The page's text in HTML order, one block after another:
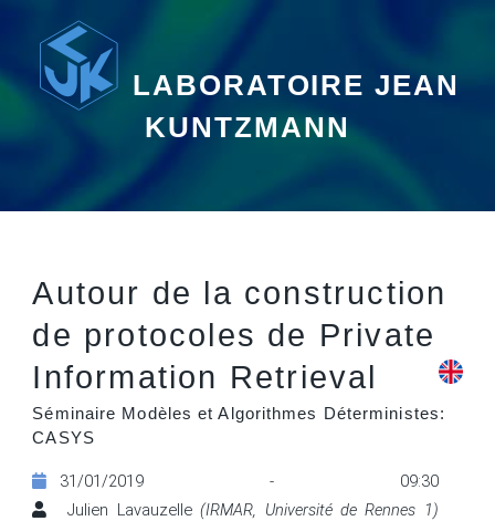
LABORATOIRE JEAN
KUNTZMANN
Autour de la construction
de protocoles de Private
Information Retrieval
Séminaire Modèles et Algorithmes Déterministes:
CASYS
31/01/2019 - 09:30
Julien Lavauzelle(IRMAR, Université de Rennes 1)